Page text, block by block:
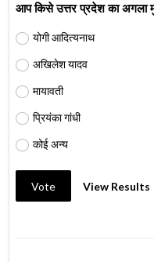
आप किसे उत्तर प्रदेश का अगला
योगी आदित्यनाथ
अखिलेश यादव
मायावती
प्रियंका गांधी
कोई अन्य
Vote View Results